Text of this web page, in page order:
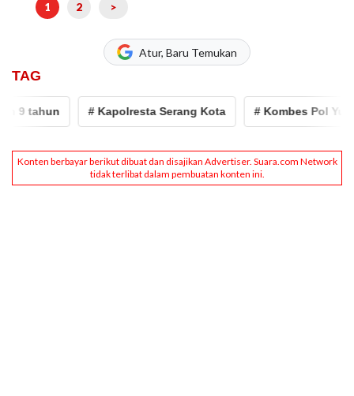
1 2 >
Atur, Baru Temukan
TAG
# Kapolresta Serang Kota # Kombes Pol Yudha